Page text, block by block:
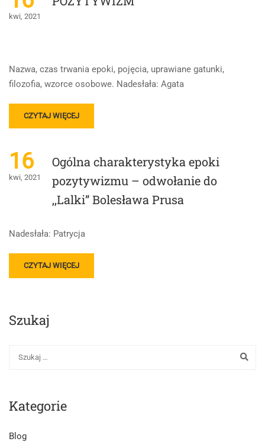
kwi, 2021
Nazwa, czas trwania epoki, pojęcia, uprawiane gatunki,
filozofia, wzorce osobowe. Nadesłała: Agata
READ
MORE
POZYTYWIZM
CZYTAJ WIĘCEJ
16
kwi, 2021
Ogólna charakterystyka epoki
pozytywizmu – odwołanie do
,,Lalki” Bolesława Prusa
Nadesłała: Patrycja
READ
MORE
EPOKI
ODWOŁANIE
PRUSA
CZYTAJ WIĘCEJ
Szukaj
Kategorie
Blog